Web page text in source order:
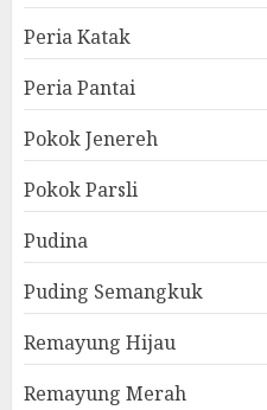
Peria Katak
Peria Pantai
Pokok Jenereh
Pokok Parsli
Pudina
Puding Semangkuk
Remayung Hijau
Remayung Merah